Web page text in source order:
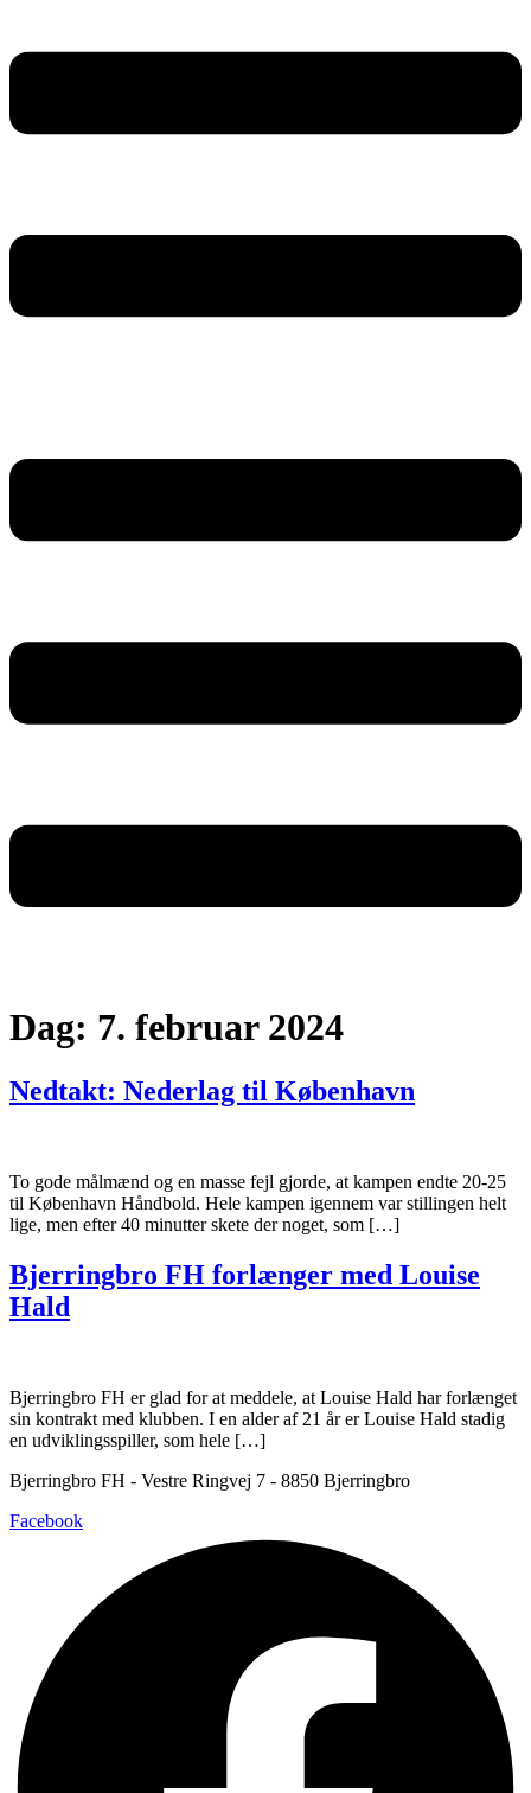
Dag: 7. februar 2024
Nedtakt: Nederlag til København
To gode målmænd og en masse fejl gjorde, at kampen endte 20-25
til København Håndbold. Hele kampen igennem var stillingen helt
lige, men efter 40 minutter skete der noget, som […]
Bjerringbro FH forlænger med Louise
Hald
Bjerringbro FH er glad for at meddele, at Louise Hald har forlænget
sin kontrakt med klubben. I en alder af 21 år er Louise Hald stadig
en udviklingsspiller, som hele […]
Bjerringbro FH - Vestre Ringvej 7 - 8850 Bjerringbro
Facebook